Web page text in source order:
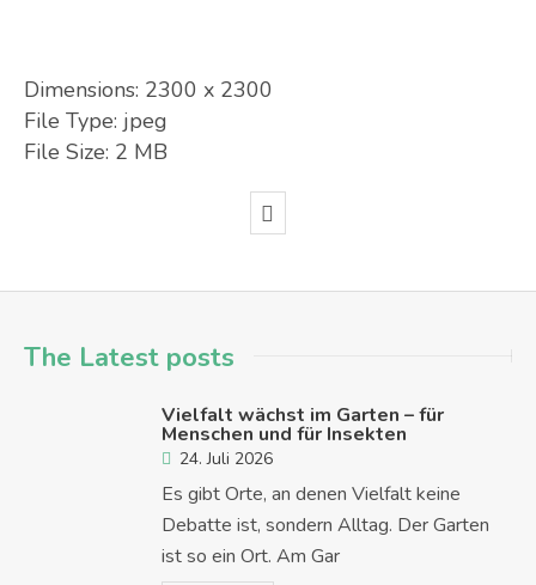
Dimensions: 2300 x 2300
File Type: jpeg
File Size: 2 MB
The Latest posts
Vielfalt wächst im Garten – für
Menschen und für Insekten
24. Juli 2026
Es gibt Orte, an denen Vielfalt keine
Debatte ist, sondern Alltag. Der Garten
ist so ein Ort. Am Gar